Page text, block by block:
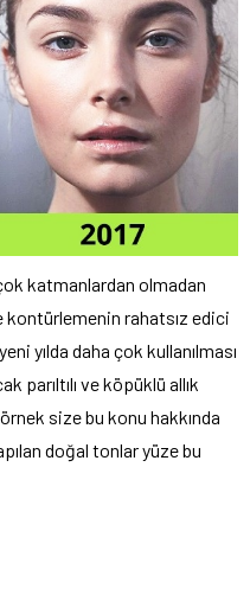
katmanlardan olmadan
kontürlemenin rahatsız edici
yılda daha çok kullanılması
parıltılı ve köpüklü allık
size bu konu hakkında
doğal tonlar yüze bu